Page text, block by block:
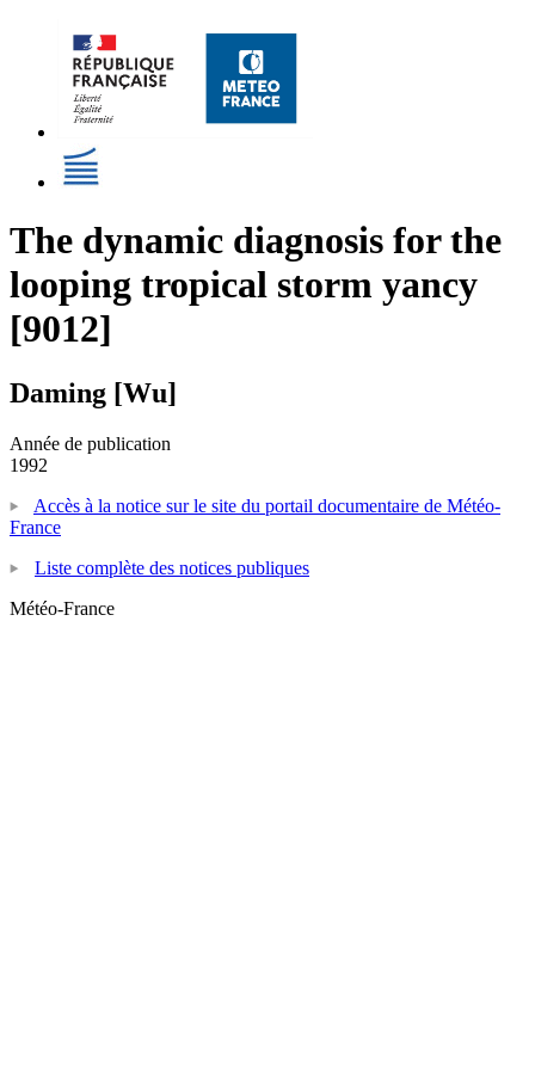
The dynamic diagnosis for the
looping tropical storm yancy
[9012]
Daming [Wu]
Année de publication
1992
Accès à la notice sur le site du portail documentaire de Météo-
France
Liste complète des notices publiques
Météo-France